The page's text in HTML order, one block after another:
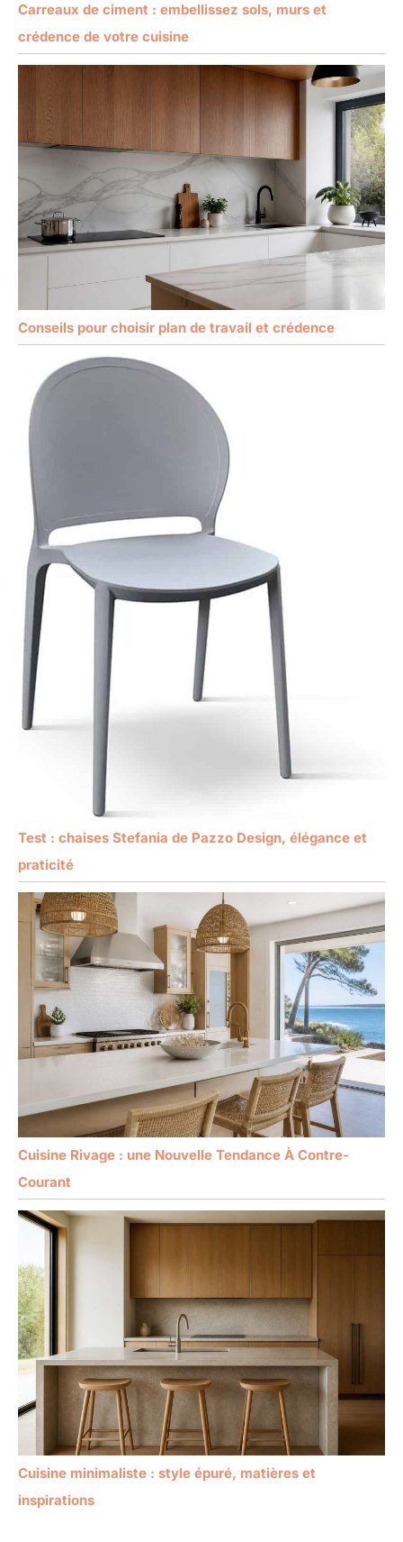
Carreaux de ciment : embellissez sols, murs et
crédence de votre cuisine
Conseils pour choisir plan de travail et crédence
Test : chaises Stefania de Pazzo Design, élégance et
praticité
Cuisine Rivage : une Nouvelle Tendance À Contre-
Courant
Cuisine minimaliste : style épuré, matières et
inspirations